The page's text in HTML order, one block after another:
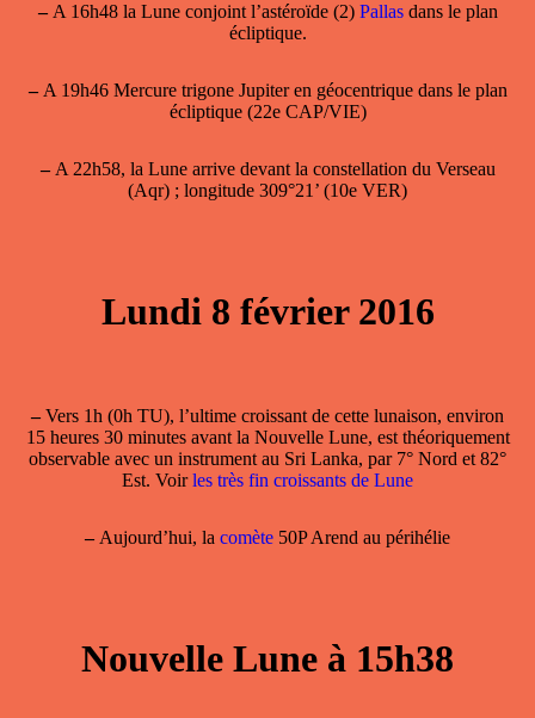
–A 16h48 la Lune conjoint l’astéroïde (2) Pallasdans le plan
écliptique.
–A 19h46 Mercure trigone Jupiter en géocentrique dans le plan
écliptique (22e CAP/VIE)
–A 22h58, la Lune arrive devant la constellation du Verseau
(Aqr) ; longitude 309°21’ (10e VER)
Lundi 8 février 2016
–Vers 1h (0h TU), l’ultime croissant de cette lunaison, environ
15 heures 30 minutes avant la Nouvelle Lune, est théoriquement
observable avec un instrument au Sri Lanka, par 7° Nord et 82°
Est. Voirles très fin croissants de Lune
–Aujourd’hui, la comète 50P Arend au périhélie
Nouvelle Lune à 15h38